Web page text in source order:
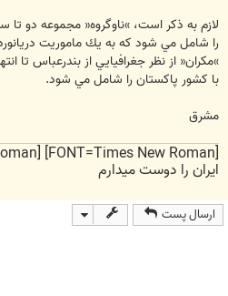
لازم به ذكر است، »ناوگروه« مجموعه دو
را شامل مي شود كه به يك ماموريت
»مكران« از نظر جغرافيايي از بندرعباس تا
با كشور پاكستان را شامل مي شود.
مشرق
ایران را دوست میدارم
ارسال پست